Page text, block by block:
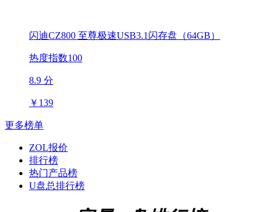
闪迪CZ800 至尊极速USB3.1闪存盘（64GB）
热度指数100
8.9 分
￥ 139
更多榜单
ZOL报价
排行榜
热门产品榜
U盘总排行榜